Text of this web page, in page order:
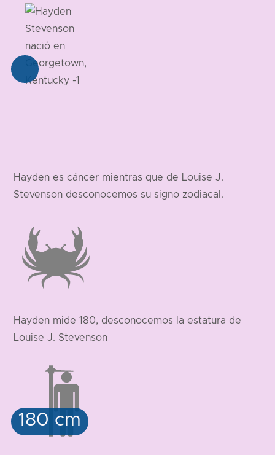
Hayden es cáncer mientras que de Louise J.
Stevenson desconocemos su signo zodiacal.
Hayden mide 180, desconocemos la estatura de
Louise J. Stevenson